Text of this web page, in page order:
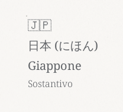
🇯🇵
日本 (にほん)
Giappone
Sostantivo